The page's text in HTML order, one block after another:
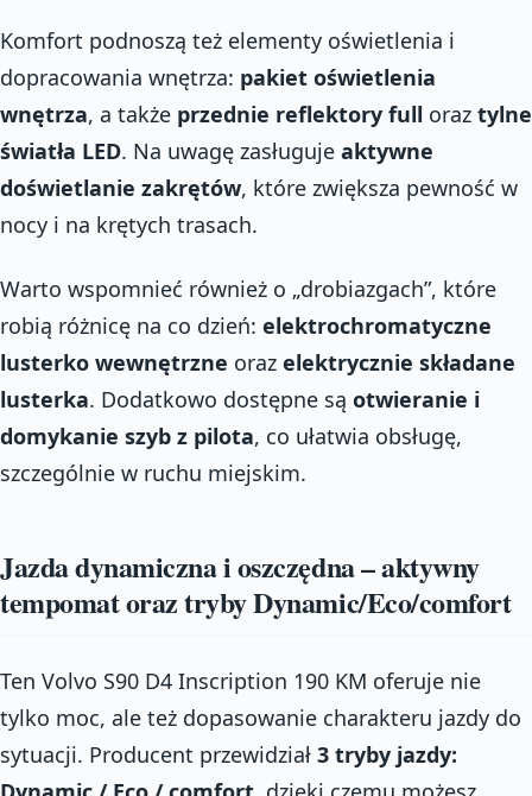
Komfort podnoszą też elementy oświetlenia i
dopracowania wnętrza: pakiet oświetlenia
wnętrza, a także przednie reflektory full oraz tylne
światła LED. Na uwagę zasługuje aktywne
doświetlanie zakrętów, które zwiększa pewność w
nocy i na krętych trasach.
Warto wspomnieć również o „drobiazgach”, które
robią różnicę na co dzień: elektrochromatyczne
lusterko wewnętrzne oraz elektrycznie składane
lusterka. Dodatkowo dostępne są otwieranie i
domykanie szyb z pilota, co ułatwia obsługę,
szczególnie w ruchu miejskim.
Jazda dynamiczna i oszczędna – aktywny
tempomat oraz tryby Dynamic/Eco/comfort
Ten Volvo S90 D4 Inscription 190 KM oferuje nie
tylko moc, ale też dopasowanie charakteru jazdy do
sytuacji. Producent przewidział 3 tryby jazdy: